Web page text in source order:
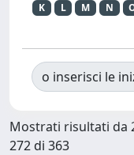
K
L M N
o inserisci le
Mostrati risultati da
272 di 363